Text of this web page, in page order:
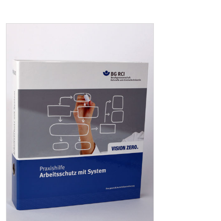
Bewerten und Verbessern
Bewertung von Organisation und Ergebnis